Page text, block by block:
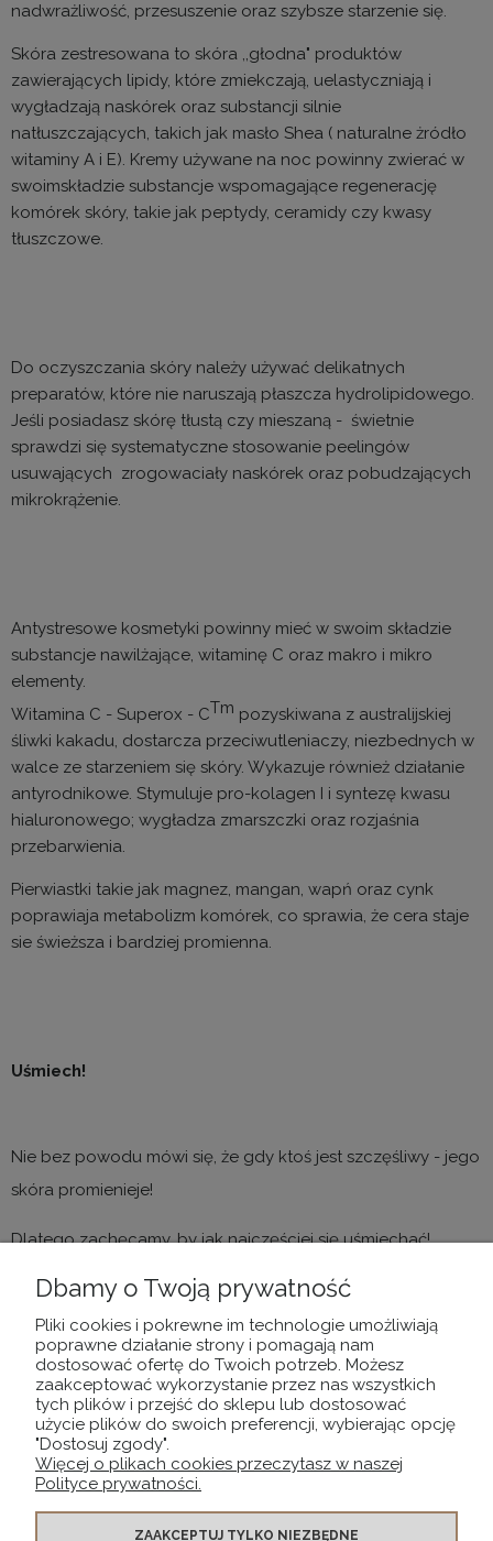
nadwrażliwość, przesuszenie oraz szybsze starzenie się.
Skóra zestresowana to skóra ,,głodna" produktów
zawierających lipidy, które zmiekczają, uelastyczniają i
wygładzają naskórek oraz substancji silnie
natłuszczających, takich jak masło Shea ( naturalne żródło
witaminy A i E). Kremy używane na noc powinny zwierać w
swoimskładzie substancje wspomagające regenerację
komórek skóry, takie jak peptydy, ceramidy czy kwasy
tłuszczowe.
Do oczyszczania skóry należy używać delikatnych
preparatów, które nie naruszają płaszcza hydrolipidowego.
Jeśli posiadasz skórę tłustą czy mieszaną - świetnie
sprawdzi się systematyczne stosowanie peelingów
usuwających zrogowaciały naskórek oraz pobudzających
mikrokrążenie.
Antystresowe kosmetyki powinny mieć w swoim składzie
substancje nawilżające, witaminę C oraz makro i mikro
elementy.
Witamina C - Superox - CTm pozyskiwana z australijskiej
śliwki kakadu, dostarcza przeciwutleniaczy, niezbednych w
walce ze starzeniem się skóry. Wykazuje również działanie
antyrodnikowe. Stymuluje pro-kolagen I i syntezę kwasu
hialuronowego; wygładza zmarszczki oraz rozjaśnia
przebarwienia.
Pierwiastki takie jak magnez, mangan, wapń oraz cynk
poprawiaja metabolizm komórek, co sprawia, że cera staje
sie świeższa i bardziej promienna.
Uśmiech!
Nie bez powodu mówi się, że gdy ktoś jest szczęśliwy - jego
skóra promienieje!
Dlatego zachęcamy, by jak najczęściej się uśmiechać!
ograniczenie wpływu stresu na skórę.
POMOC
MOJE KONTO
PŁATNOŚCI I DOSTAWA
Dbamy o Twoją prywatność
Pliki cookies i pokrewne im technologie umożliwiają
poprawne działanie strony i pomagają nam
dostosować ofertę do Twoich potrzeb. Możesz
zaakceptować wykorzystanie przez nas wszystkich
tych plików i przejść do sklepu lub dostosować
użycie plików do swoich preferencji, wybierając opcję
"Dostosuj zgody".
Więcej o plikach cookies przeczytasz w naszej
Polityce prywatności.
ZAAKCEPTUJ TYLKO NIEZBĘDNE